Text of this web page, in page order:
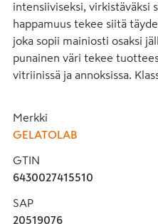
intensiiviseksi, virkistäväksi
happamuus tekee siitä
joka sopii mainiosti osaksi
punainen väri tekee
vitriinissä ja annoksissa.
Merkki
GELATOLAB
GTIN
6430027415510
SAP
20519076